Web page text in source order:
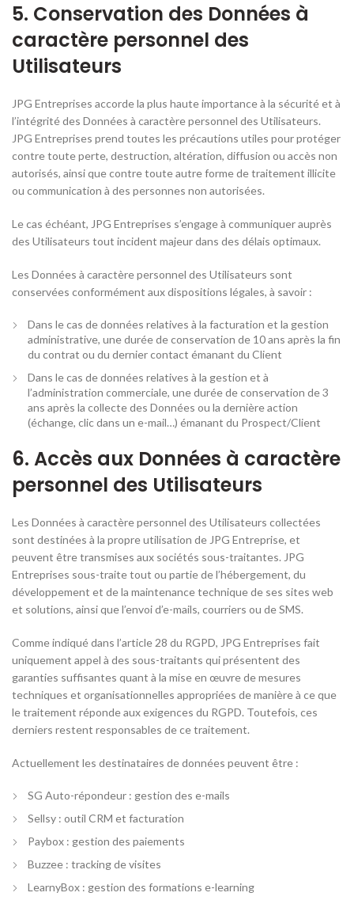
5. Conservation des Données à
caractère personnel des
Utilisateurs
JPG Entreprises accorde la plus haute importance à la sécurité et à
l’intégrité des Données à caractère personnel des Utilisateurs.
JPG Entreprises prend toutes les précautions utiles pour protéger
contre toute perte, destruction, altération, diffusion ou accès non
autorisés, ainsi que contre toute autre forme de traitement illicite
ou communication à des personnes non autorisées.
Le cas échéant, JPG Entreprises s’engage à communiquer auprès
des Utilisateurs tout incident majeur dans des délais optimaux.
Les Données à caractère personnel des Utilisateurs sont
conservées conformément aux dispositions légales, à savoir :
Dans le cas de données relatives à la facturation et la gestion
administrative, une durée de conservation de 10 ans après la fin
du contrat ou du dernier contact émanant du Client
Dans le cas de données relatives à la gestion et à
l’administration commerciale, une durée de conservation de 3
ans après la collecte des Données ou la dernière action
(échange, clic dans un e-mail…) émanant du Prospect/Client
6. Accès aux Données à caractère
personnel des Utilisateurs
Les Données à caractère personnel des Utilisateurs collectées
sont destinées à la propre utilisation de JPG Entreprise, et
peuvent être transmises aux sociétés sous-traitantes. JPG
Entreprises sous-traite tout ou partie de l’hébergement, du
développement et de la maintenance technique de ses sites web
et solutions, ainsi que l’envoi d’e-mails, courriers ou de SMS.
Comme indiqué dans l’article 28 du RGPD, JPG Entreprises fait
uniquement appel à des sous-traitants qui présentent des
garanties suffisantes quant à la mise en œuvre de mesures
techniques et organisationnelles appropriées de manière à ce que
le traitement réponde aux exigences du RGPD. Toutefois, ces
derniers restent responsables de ce traitement.
Actuellement les destinataires de données peuvent être :
SG Auto-répondeur : gestion des e-mails
Sellsy : outil CRM et facturation
Paybox : gestion des paiements
Buzzee : tracking de visites
LearnyBox : gestion des formations e-learning